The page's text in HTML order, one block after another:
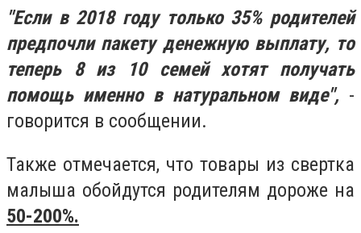
"Если в 2018 году только 35% родителей
предпочли пакету денежную выплату, то
теперь 8 из 10 семей хотят получать
помощь именно в натуральном виде", -
говорится в сообщении.
Также отмечается, что товары из свертка
малыша обойдутся родителям дороже на
50-200%.